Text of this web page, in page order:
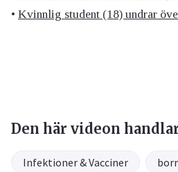
• Kvinnlig student (18) undrar
Den här videon
Infektioner & Vacciner